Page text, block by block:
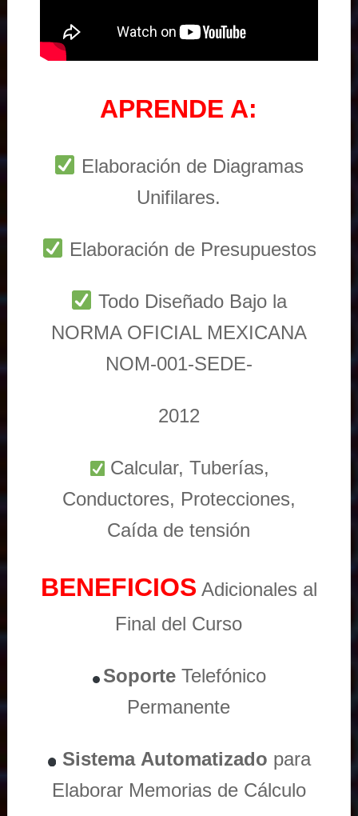
APRENDE A:
Elaboración de Diagramas
Unifilares.
Elaboración de Presupuestos
Todo Diseñado Bajo la
NORMA OFICIAL MEXICANA
NOM-001-SEDE-
2012
Calcular, Tuberías,
Conductores, Protecciones,
Caída de tensión
BENEFICIOS Adicionales al
Final del Curso
Soporte Telefónico
Permanente
Sistema Automatizado para
Elaborar Memorias de Cálculo